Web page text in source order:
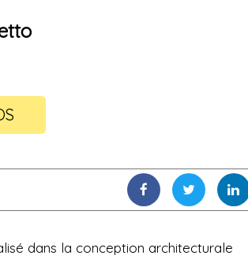
dans la conception architecturale